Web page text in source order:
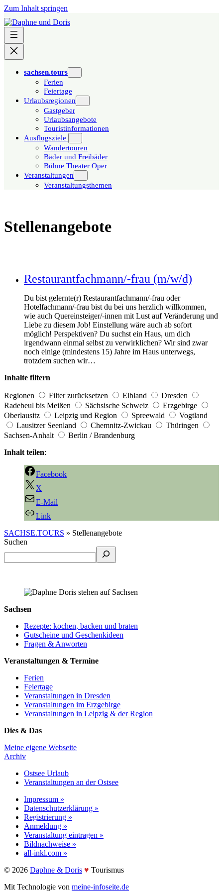
Zum Inhalt springen
sachsen.tours
Ferien
Feiertage
Urlaubsregionen
Gastgeber
Urlaubsangebote
Touristinformationen
Ausflugsziele
Wandertouren
Bäder und Freibäder
Bühne Theater Oper
Veranstaltungen
Veranstaltungsthemen
Stellenangebote
Restaurantfachmann/-frau (m/w/d)
Du bist gelernte(r) Restaurantfachmann/-frau oder
Hotelfachmann/-frau bist du bei uns herzlich willkommen,
wie auch Quereinsteiger/-innen mit Lust auf Veränderung und
Liebe zu diesem Job! Einstellung wäre auch ab sofort
möglich! Perspektiven? Du suchst ein Haus, um dich
irgendwann einmal selbst zu verwirklichen? Wir sind zwar
noch einige (mindestens 15) Jahre im Haus unterwegs,
trotzdem suchen wir…
Inhalte filtern
Regionen Filter zurücksetzen Elbland
Dresden
Radebeul bis Meißen
Sächsische Schweiz
Erzgebirge
Oberlausitz
Leipzig und Region Spreewald
Vogtland
Lausitzer Seenland
Chemnitz-Zwickau
Thüringen
Sachsen-Anhalt
Berlin / Brandenburg
Inhalt teilen:
Facebook
X
E-Mail
Link
SACHSE.TOURS » Stellenangebote
Suchen
Sachsen
Rezepte: kochen, backen und braten
Gutscheine und Geschenkideen
Fragen & Anworten
Veranstaltungen & Termine
Ferien
Feiertage
Veranstaltungen in Dresden
Veranstaltungen im Erzgebirge
Veranstaltungen in Leipzig & der Region
Dies & Das
Meine eigene Webseite
Archiv
Ostsee Urlaub
Veranstaltungen an der Ostsee
Impressum »
Datenschutzerklärung »
Registrierung »
Anmeldung »
Veranstaltung eintragen »
Bildnachweise »
all-inkl.com »
©️ 2026 Daphne & Doris ♥️ Tourismus
Mit Technologie von meine-infoseite.de